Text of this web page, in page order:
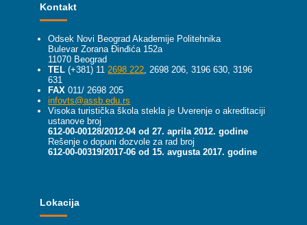
Kontakt
Odsek Novi Beograd Akademije Politehnika
Bulevar Zorana Đinđića 152a
11070 Beograd
TEL (+381) 112698 222, 2698 206, 3196 630, 3196
631
FAX 011/ 2698 205
infovts@assb.edu.rs
Visoka turistička škola stekla je Uverenje o akreditaciji
ustanove broj
612-00-00128/2012-04 od 27. aprila 2012. godine
Rešenje o dopuni dozvole za rad broj
612-00-00319/2017-06 od 15. avgusta 2017. godine
Lokacija